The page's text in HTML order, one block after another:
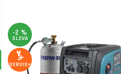
-2 %
SLEVA
SERVIS+